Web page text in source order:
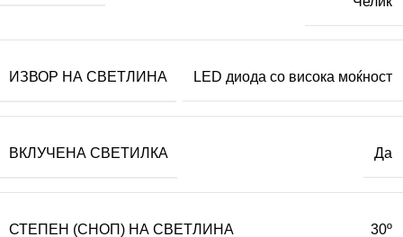
ИЗВОР НА СВЕТЛИНА LED диода со висока моќност
ВКЛУЧЕНА СВЕТИЛКА Да
СТЕПЕН (СНОП) НА СВЕТЛИНА 30º